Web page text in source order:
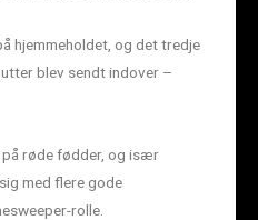
hjemmeholdet, og det tredje
blev sendt indover –
på røde fødder, og især
med flere gode
rolle.